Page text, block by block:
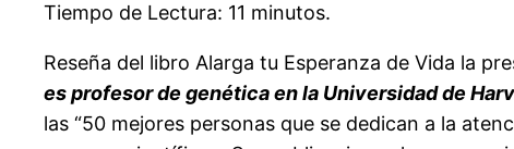
Tiempo de Lectura: 11 minutos.
Reseña del libro Alarga tu Esperanza de Vida la
es profesor de genética en la Universidad de
las “50 mejores personas que se dedican a la